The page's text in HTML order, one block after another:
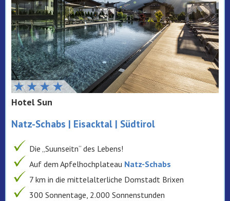
Hotel Sun
Natz-Schabs | Eisacktal | Südtirol
Die „Suunseitn“ des Lebens!
Auf dem Apfelhochplateau Natz-Schabs
7 km in die mittelalterliche Domstadt Brixen
300 Sonnentage, 2.000 Sonnenstunden